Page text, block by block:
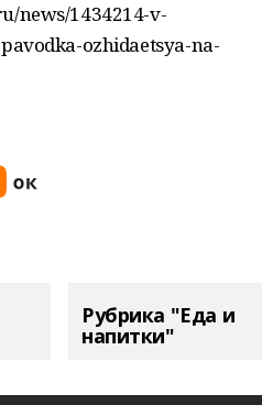
news/1434214-v-
ozhidaetsya-na-
Рубрика "Еда и
напитки"